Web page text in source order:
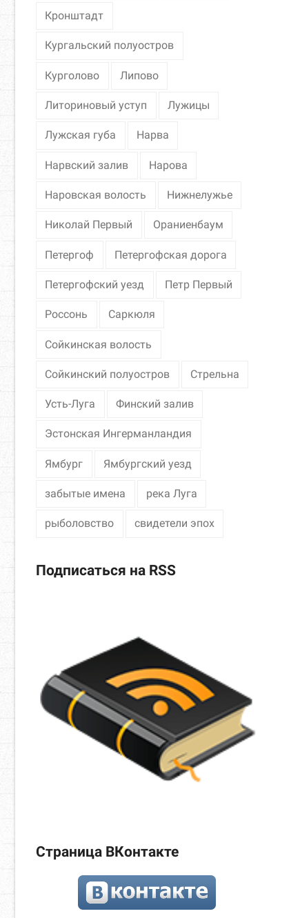
Кронштадт
Кургальский полуостров
Курголово Липово
Литориновый уступ Лужицы
Лужская губа Нарва
Нарвский залив Нарова
Наровская волость Нижнелужье
Николай Первый Ораниенбаум
Петергоф Петергофская дорога
Петергофский уезд Петр Первый
Россонь Саркюля
Сойкинская волость
Сойкинский полуостров Стрельна
Усть-Луга Финский залив
Эстонская Ингерманландия
Ямбург Ямбургский уезд
забытые имена река Луга
рыболовство свидетели эпох
Подписаться на RSS
Страница ВКонтакте